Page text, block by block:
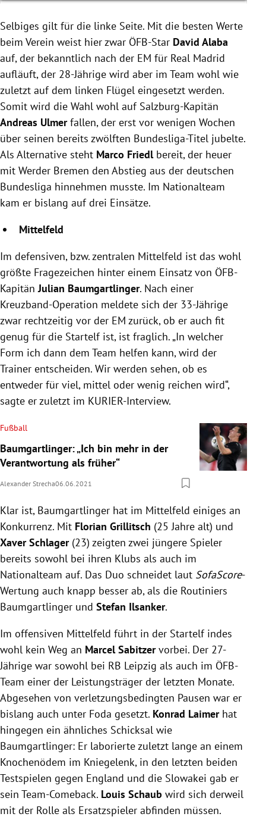
Selbiges gilt für die linke Seite. Mit die besten Werte
beim Verein weist hier zwar ÖFB-Star David Alaba
auf, der bekanntlich nach der EM für Real Madrid
aufläuft, der 28-Jährige wird aber im Team wohl wie
zuletzt auf dem linken Flügel eingesetzt werden.
Somit wird die Wahl wohl auf Salzburg-Kapitän
Andreas Ulmerfallen, der erst vor wenigen Wochen
über seinen bereits zwölften Bundesliga-Titel jubelte.
Als Alternative steht Marco Friedlbereit, der heuer
mit Werder Bremen den Abstieg aus der deutschen
Bundesliga hinnehmen musste. Im Nationalteam
kam er bislang auf drei Einsätze.
Mittelfeld
Im defensiven, bzw. zentralen Mittelfeld ist das wohl
größte Fragezeichen hinter einem Einsatz von ÖFB-
KapitänJulian Baumgartlinger. Nach einer
Kreuzband-Operation meldete sich der 33-Jährige
zwar rechtzeitig vor der EM zurück, ob er auch fit
genug für die Startelf ist, ist fraglich. „In welcher
Form ich dann dem Team helfen kann, wird der
Trainer entscheiden. Wir werden sehen, ob es
entweder für viel, mittel oder wenig reichen wird“,
sagte er zuletzt im KURIER-Interview.
Fußball
Baumgartlinger: „Ich bin mehr in der
Verantwortung als früher“
Alexander Strecha06.06.2021
Klar ist, Baumgartlinger hat im Mittelfeld einiges an
Konkurrenz. Mit Florian Grillitsch (25 Jahre alt) und
Xaver Schlager(23) zeigten zwei jüngere Spieler
bereits sowohl bei ihren Klubs als auch im
Nationalteam auf. Das Duo schneidet laut SofaScore-
Wertung auch knapp besser ab, als die Routiniers
Baumgartlinger und Stefan Ilsanker.
Im offensiven Mittelfeld führt in der Startelf indes
wohl kein Weg an Marcel Sabitzervorbei. Der 27-
Jährige war sowohl bei RB Leipzig als auch im ÖFB-
Team einer der Leistungsträger der letzten Monate.
Abgesehen von verletzungsbedingten Pausen war er
bislang auch unter Foda gesetzt. Konrad Laimerhat
hingegen ein ähnliches Schicksal wie
Baumgartlinger: Er laborierte zuletzt lange an einem
Knochenödem im Kniegelenk, in den letzten beiden
Testspielen gegen England und die Slowakei gab er
sein Team-Comeback. Louis Schaub wird sich derweil
mit der Rolle als Ersatzspieler abfinden müssen.